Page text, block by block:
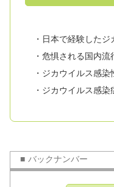
・日本で経験した
・危惧される国内流
・ジカウイルス感
・ジカウイルス感
バックナンバー